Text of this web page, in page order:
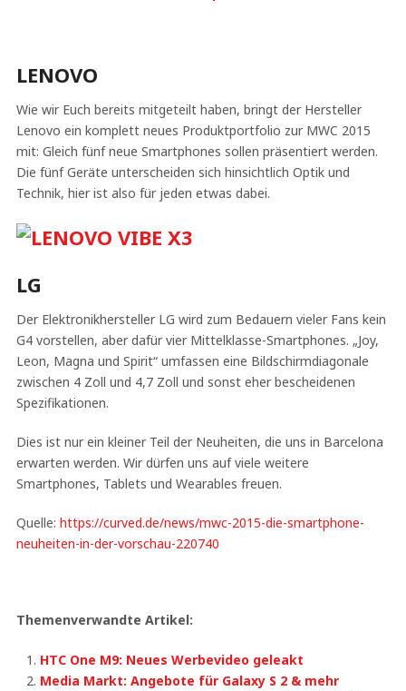
LENOVO
Wie wir Euch bereits mitgeteilt haben, bringt der Hersteller
Lenovo ein komplett neues Produktportfolio zur MWC 2015
mit: Gleich fünf neue Smartphones sollen präsentiert werden.
Die fünf Geräte unterscheiden sich hinsichtlich Optik und
Technik, hier ist also für jeden etwas dabei.
LG
Der Elektronikhersteller LG wird zum Bedauern vieler Fans kein
G4 vorstellen, aber dafür vier Mittelklasse-Smartphones. „Joy,
Leon, Magna und Spirit“ umfassen eine Bildschirmdiagonale
zwischen 4 Zoll und 4,7 Zoll und sonst eher bescheidenen
Spezifikationen.
Dies ist nur ein kleiner Teil der Neuheiten, die uns in Barcelona
erwarten werden. Wir dürfen uns auf viele weitere
Smartphones, Tablets und Wearables freuen.
Quelle: https://curved.de/news/mwc-2015-die-smartphone-
neuheiten-in-der-vorschau-220740
Themenverwandte Artikel:
HTC One M9: Neues Werbevideo geleakt
Media Markt: Angebote für Galaxy S 2 & mehr